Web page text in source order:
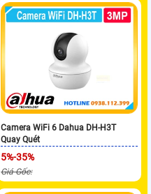
Camera WiFi 6 Dahua DH-H3T
Quay Quét
5%-35%
Giá Gốc: